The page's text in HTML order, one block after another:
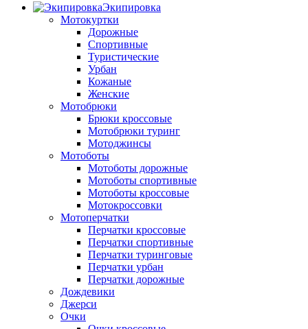
Экипировка
Мотокуртки
Дорожные
Спортивные
Туристические
Урбан
Кожаные
Женские
Мотобрюки
Брюки кроссовые
Мотобрюки туринг
Мотоджинсы
Мотоботы
Мотоботы дорожные
Мотоботы спортивные
Мотоботы кроссовые
Мотокроссовки
Мотоперчатки
Перчатки кроссовые
Перчатки спортивные
Перчатки туринговые
Перчатки урбан
Перчатки дорожные
Дождевики
Джерси
Очки